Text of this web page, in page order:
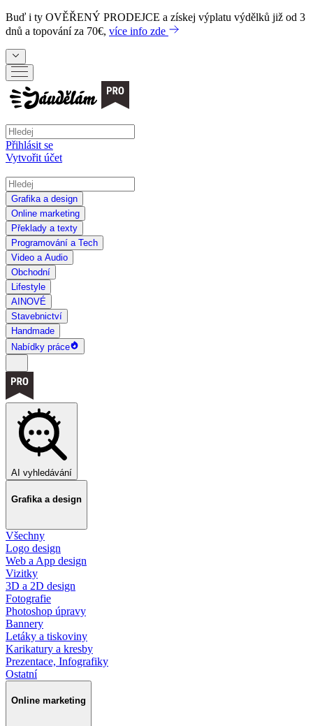
Buď i ty OVĚŘENÝ PRODEJCE a získej výplatu výdělků již od 3
dnů a topování za 70€, více info zde
Přihlásit se
Vytvořit účet
Grafika a design
Online marketing
Překlady a texty
Programování a Tech
Video a Audio
Obchodní
Lifestyle
AI NOVÉ
Stavebnictví
Handmade
Nabídky práce
AI vyhledávání
Grafika a design
Všechny
Logo design
Web a App design
Vizitky
3D a 2D design
Fotografie
Photoshop úpravy
Bannery
Letáky a tiskoviny
Karikatury a kresby
Prezentace, Infografiky
Ostatní
Online marketing